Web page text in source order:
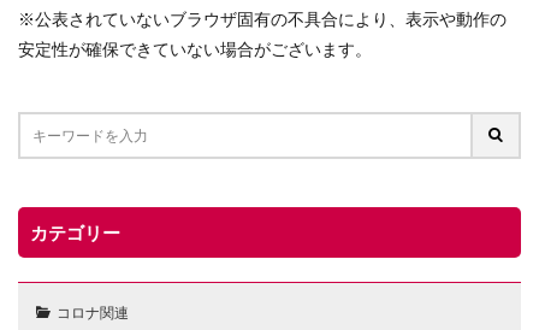
※公表されていないブラウザ固有の不具合により、表示や動作の
安定性が確保できていない場合がございます。
カテゴリー
コロナ関連